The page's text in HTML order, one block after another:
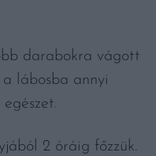
darabokra vágott
lábosba annyi
2 óráig főzzük.